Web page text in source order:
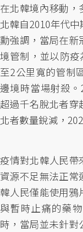
在北韓境內移動，
北韓自2010年代
勳強調，當局在
境管制，並以防
至2公里寬的管制
邊境時當場射殺
超過千名脫北者
北者數量銳減，
疫情對北韓人民帶
資源不足無法正常
韓人民僅能使用
與暫時止痛的藥
時，當局並未針